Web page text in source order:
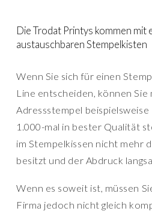
Die Trodat Printys kommen mit
austauschbaren Stempelkisten
Wenn Sie sich für einen
Line entscheiden, können Sie
Adressstempel beispielsweise
1.000-mal in bester Qualität
im Stempelkissen nicht mehr
besitzt und der Abdruck
Wenn es soweit ist, müssen
Firma jedoch nicht gleich